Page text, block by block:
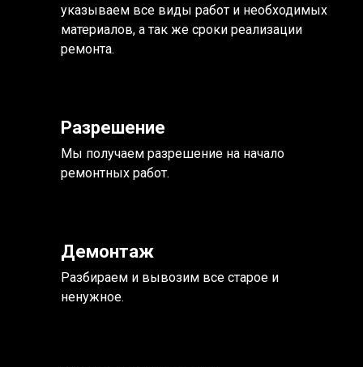
указываем все виды работ и необходимых
материалов, а так же сроки реализации
ремонта.
Разрешение
Мы получаем разрешение на начало
ремонтных работ.
Демонтаж
Разбираем и вывозим все старое и
ненужное.